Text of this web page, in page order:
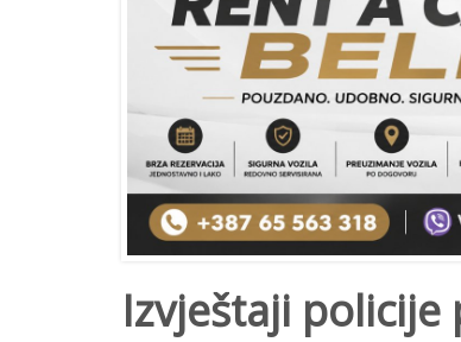
Izvještaji